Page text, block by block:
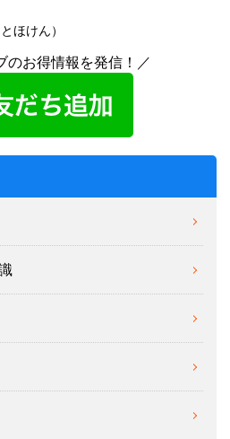
ほけん）
のお得情報を発信！／